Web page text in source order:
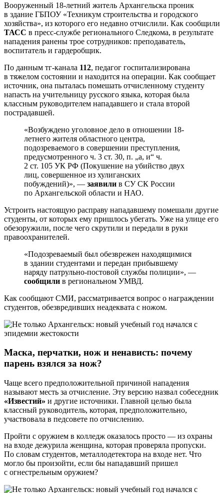
Вооруженный 18-летний житель Архангельска проник
в здание ГБПОУ «Техникум строительства и городского
хозяйства», из которого его недавно отчислили. Как сообщили
ТАСС в пресс-службе регионального Следкома, в результате
нападения ранены трое сотрудников: преподаватель,
воспитатель и гардеробщик.
По данным тг-канала 112, педагог госпитализирована
в тяжелом состоянии и находится на операции. Как сообщает
источник, она пыталась помешать отчисленному студенту
напасть на учительницу русского языка, которая была
классным руководителем нападавшего и стала второй
пострадавшей.
«Возбуждено уголовное дело в отношении 18-
летнего жителя областного центра,
подозреваемого в совершении преступления,
предусмотренного ч. 3 ст. 30, п. „а, и“ ч.
2 ст. 105 УК РФ (Покушение на убийство двух
лиц, совершенное из хулиганских
побуждений)», — заявили в СУ СК России
по Архангельской области и НАО.
Устроить настоящую расправу нападавшему помешали другие
студенты, от которых ему пришлось убегать. Уже на улице его
обезоружили, после чего скрутили и передали в руки
правоохранителей.
«Подозреваемый был обезврежен находящимися
в здании студентами и передан прибывшему
наряду патрульно-постовой службы полиции», —
сообщили в региональном УМВД.
Как сообщают СМИ, рассматривается вопрос о награждении
студентов, обезвредивших неадеквата с ножом.
Маска, перчатки, нож и ненависть: почему
парень взялся за нож?
Чаще всего предположительной причиной нападения
называют месть за отчисление. Эту версию назвал собеседник
«Известий» и другие источники. Главной целью была
классный руководитель, которая, предположительно,
участвовала в педсовете по отчислению.
Пройти с оружием в колледж оказалось просто — из охраны
на входе дежурила женщина, которая проверяла пропуски.
По словам студентов, металлодетектора на входе нет. Что
могло бы произойти, если бы нападавший пришел
с огнестрельным оружием?